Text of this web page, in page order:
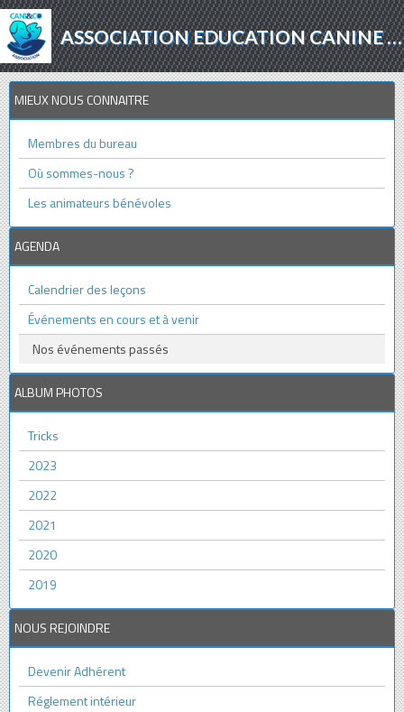
ASSOCIATION EDUCATION CANINE - AGILITY - PROTECTION ANIMALE
MIEUX NOUS CONNAITRE
Membres du bureau
Où sommes-nous ?
Les animateurs bénévoles
AGENDA
Calendrier des leçons
Événements en cours et à venir
Nos événements passés
ALBUM PHOTOS
Tricks
2023
2022
2021
2020
2019
NOUS REJOINDRE
Devenir Adhérent
Réglement intérieur